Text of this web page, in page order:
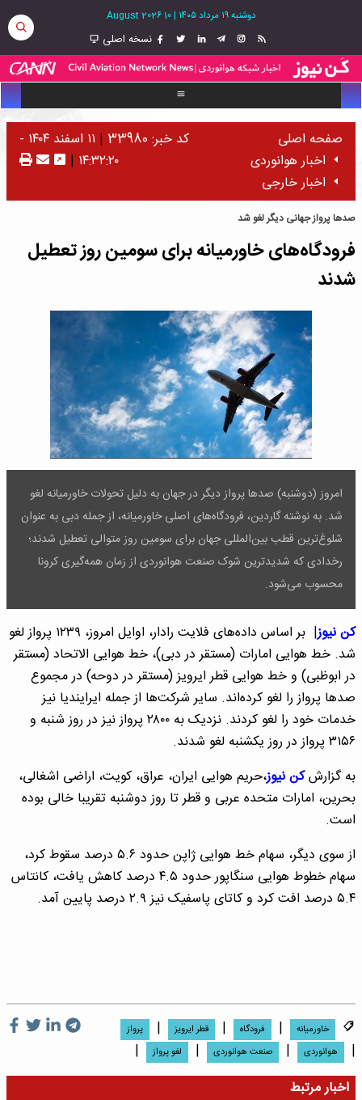
دوشنبه ۱۹ مرداد ۱۴۰۵ |
10 August 2026
نسخه اصلی
صفحه اصلی
اخبار هوانوردی
اخبار خارجی
کد خبر: 33980 |
۱۱ اسفند ۱۴۰۴ -
۱۴:۳۲:۲۰ |
صدها پرواز جهانی دیگر لغو شد
فرودگاه‌های خاورمیانه برای سومین روز تعطیل
شدند
امروز (دوشنبه) صدها پرواز دیگر در جهان به دلیل تحولات خاورمیانه لغو
شد. به نوشته گاردین، فرودگاه‌های اصلی خاورمیانه، از جمله دبی به عنوان
شلوغ‌ترین قطب بین‌المللی جهان برای سومین روز متوالی تعطیل شدند؛
رخدادی که شدیدترین شوک صنعت هوانوردی از زمان همه‌گیری کرونا
محسوب می‌شود.
کن نیوز
| بر اساس داده‌های فلایت رادار، اوایل امروز، ۱۲۳۹ پرواز لغو
شد. خط هوایی امارات (مستقر در دبی)، خط هوایی الاتحاد (مستقر
در ابوظبی) و خط هوایی قطر ایرویز (مستقر در دوحه) در مجموع
صدها پرواز را لغو کرده‌اند. سایر شرکت‌ها از جمله ایرایندیا نیز
خدمات خود را لغو کردند. نزدیک به ۲۸۰۰ پرواز نیز در روز شنبه و
۳۱۵۶ پرواز در روز یکشنبه لغو شدند.
به گزارشکن نیوز،حریم هوایی ایران، عراق، کویت، اراضی اشغالی،
بحرین، امارات متحده عربی و قطر تا روز دوشنبه تقریبا خالی بوده
است.
از سوی دیگر، سهام خط هوایی ژاپن حدود ۵.۶ درصد سقوط کرد،
سهام خطوط هوایی سنگاپور حدود ۴.۵ درصد کاهش یافت، کانتاس
۵.۴ درصد افت کرد و کاتای پاسفیک نیز ۲.۹ درصد پایین آمد.
خاورمیانه | فرودگاه | قطر ایرویز | پرواز
| هوانوردی | صنعت هوانوردی | لغو پرواز
|
اخبار مرتبط